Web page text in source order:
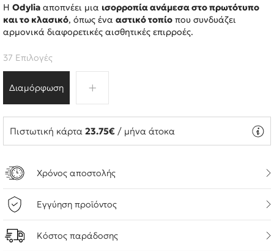
Η Odylia αποπνέει μια ισορροπία ανάμεσα στο πρωτότυπο
και το κλασικό, όπως ένα αστικό τοπίο που συνδυάζει
αρμονικά διαφορετικές αισθητικές επιρροές.
Διαμόρφωση
37 Επιλογές
Πιστωτική κάρτα 23.75€ / μήνα άτοκα
Χρόνος αποστολής
Εγγύηση προϊόντος
Κόστος παράδοσης